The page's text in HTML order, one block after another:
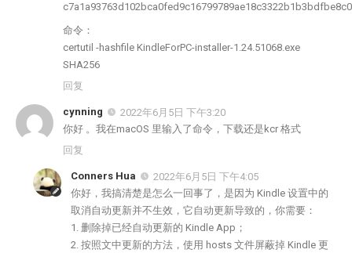
命令：
certutil -hashfile KindleForPC-installer-1.24.51068.exe
SHA256
回复
cynning
2022年6月5日 下午3:20
你好 。我在macOS 里输入了命令，下载还是kcr 格式
回复
Conners Hua
2022年6月5日 下午4:05
你好，我搞清楚是怎么一回事了，是因为 Kindle 设置中的
取消自动更新并不生效，它自动更新导致的，你需要：
1. 删除掉已经自动更新的 Kindle App；
2. 按照文中更新的方法，使用 hosts 文件屏蔽掉 Kindle 更